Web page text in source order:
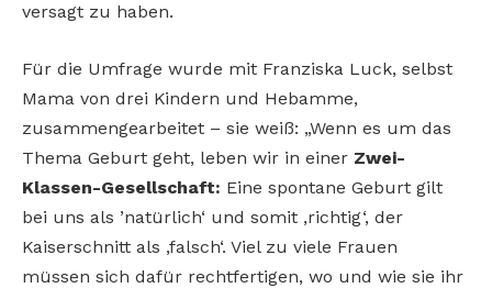
versagt zu haben.
Für die Umfrage wurde mit Franziska Luck, selbst
Mama von drei Kindern und Hebamme,
zusammengearbeitet – sie weiß: „Wenn es um das
Thema Geburt geht, leben wir in einer Zwei-
Klassen-Gesellschaft: Eine spontane Geburt gilt
bei uns als ’natürlich‘ und somit ‚richtig‘, der
Kaiserschnitt als ‚falsch‘. Viel zu viele Frauen
müssen sich dafür rechtfertigen, wo und wie sie ihr